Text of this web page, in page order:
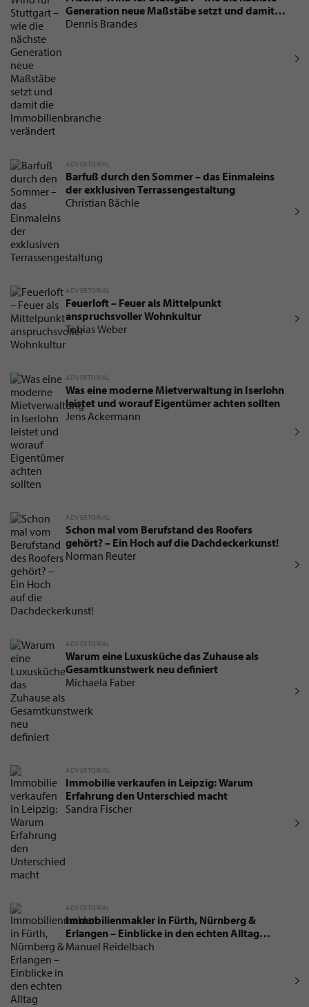
Generation neue Maßstäbe setzt und damit
die Immobilienbranche verändert
Dennis Brandes
ADVERTORIAL
Barfuß durch den Sommer – das Einmaleins
der exklusiven Terrassengestaltung
Christian Bächle
ADVERTORIAL
Feuerloft – Feuer als Mittelpunkt
anspruchsvoller Wohnkultur
Tobias Weber
ADVERTORIAL
Was eine moderne Mietverwaltung in Iserlohn
leistet und worauf Eigentümer achten sollten
Jens Ackermann
ADVERTORIAL
Schon mal vom Berufstand des Roofers
gehört? – Ein Hoch auf die Dachdeckerkunst!
Norman Reuter
ADVERTORIAL
Warum eine Luxusküche das Zuhause als
Gesamtkunstwerk neu definiert
Michaela Faber
ADVERTORIAL
Immobilie verkaufen in Leipzig: Warum
Erfahrung den Unterschied macht
Sandra Fischer
ADVERTORIAL
Immobilienmakler in Fürth, Nürnberg &
Erlangen – Einblicke in den echten Alltag
zwischen Immobilienbewertung und
Manuel Reidelbach